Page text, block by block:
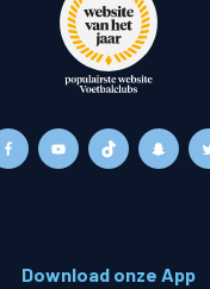
Download onze App